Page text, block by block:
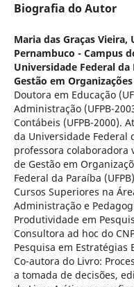
Biografia do Autor
Maria das Graças Vieira,
Pernambuco - Campus
Universidade Federal
Gestão em
Doutora em Educação
Administração (UFPB-
Contábeis (UFPB-2000).
da Universidade Federal
professora colaboradora
de Gestão em
Federal da Paraíba
Cursos Superiores na
Administração e
Produtividade em
Consultora ad hoc do
Pesquisa em Estratégias
Co-autora do Livro:
a tomada de decisões,